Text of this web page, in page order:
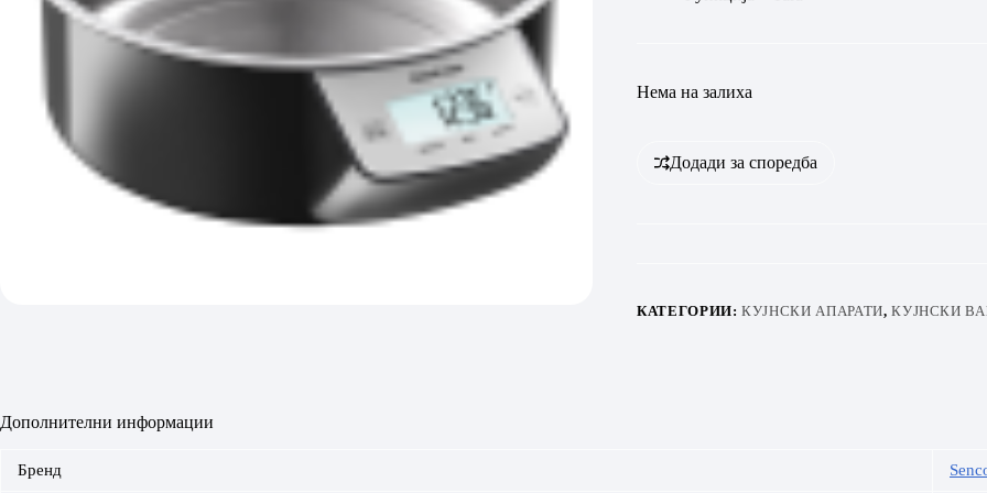
Нема на залиха
Додади за споредба
КАТЕГОРИИ:КУЈНСКИ АПАРАТИ,КУЈНСКИ
Дополнителни информации
Бренд